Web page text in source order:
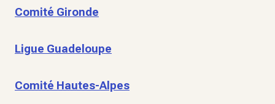
Comité Gironde
Ligue Guadeloupe
Comité Hautes-Alpes